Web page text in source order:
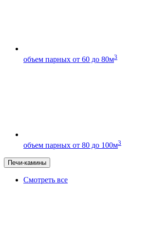
объем парных от 60 до 80м3
объем парных от 80 до 100м3
Печи-камины
Смотреть все